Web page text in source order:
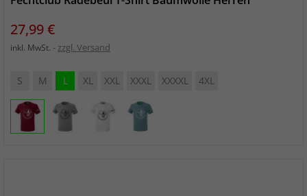
Preis
27,99 €
inkl. MwSt. zzgl. Versand
S M L XL XXL XXXL XXXXL 4XL